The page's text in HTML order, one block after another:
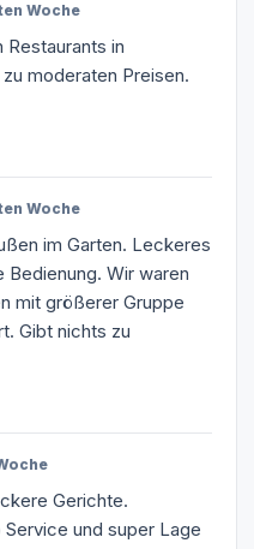
Woche
Restaurants in
moderaten Preisen.
Woche
im Garten. Leckeres
Bedienung. Wir waren
mit größerer Gruppe
Gibt nichts zu
Gerichte.
und super Lage